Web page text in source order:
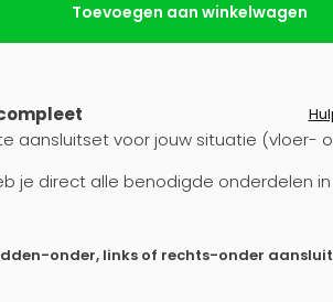
Toevoegen aan winkelwagen
aansluitset voor jouw situatie (vloer-
je direct alle benodigde onderdelen
onder, links of rechts-onder